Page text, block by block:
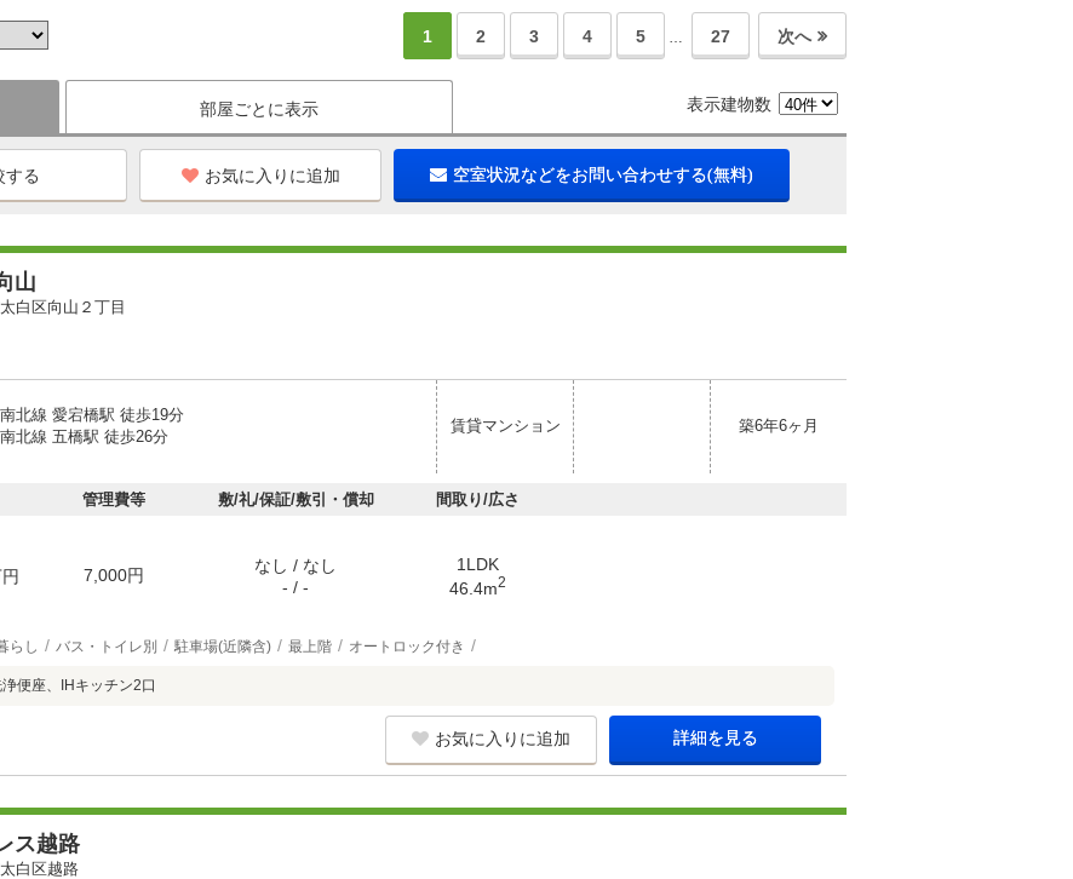
1 2 3 4 5 … 27 次へ
部屋ごとに表示 表示建物数
お気に入りに追加 空室状況などをお問い合わせする(無料)
山
白区向山２丁目
北線 愛宕橋駅 徒歩19分
北線 五橋駅 徒歩26分
賃貸マンション 築6年6ヶ月
管理費等 敷/礼/保証/敷引・償却 間取り/広さ
7,000円
なし / なし
- / -
1LDK
46.4m2
らし バス・トイレ別 駐車場(近隣含) 最上階 オートロック付き
便座、IHキッチン2口
お気に入りに追加 詳細を見る
ス越路
白区越路